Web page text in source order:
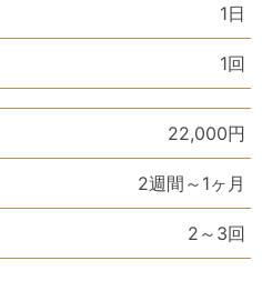
1日
1回
22,000円
2週間～1ヶ月
2～3回